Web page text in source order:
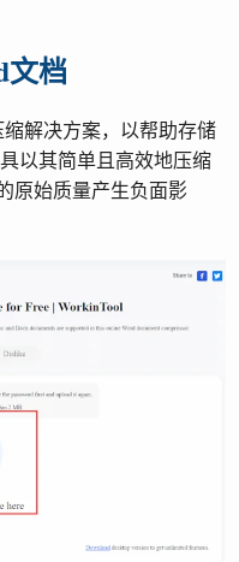
文档
解决方案，以帮助存储
以其简单且高效地压缩
原始质量产生负面影